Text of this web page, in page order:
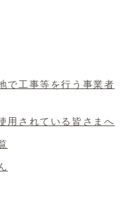
で工事等を行う事業者
用されている皆さまへ